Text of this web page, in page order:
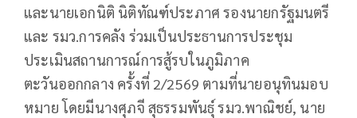
และนายเอกนิติ นิติทัณฑ์ประภาศ รองนายกรัฐมนตรี
และ รมว.การคลัง ร่วมเป็นประธานการประชุม
ประเมินสถานการณ์การสู้รบในภูมิภาค
ตะวันออกกลาง ครั้งที่ 2/2569 ตามที่นายอนุทินมอบ
หมาย โดยมีนางศุภจี สุธรรมพันธุ์ รมว.พาณิชย์, นาย